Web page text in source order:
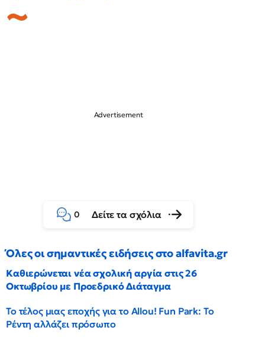
0 Δείτε τα σχόλια
Όλες οι σημαντικές ειδήσεις στο alfavita.gr
Καθιερώνεται νέα σχολική αργία στις 26
Οκτωβρίου με Προεδρικό Διάταγμα
Το τέλος μιας εποχής για το Allou! Fun Park: Το
Ρέντη αλλάζει πρόσωπο